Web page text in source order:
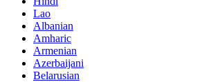
Lao
Albanian
Amharic
Armenian
Azerbaijani
Belarusian